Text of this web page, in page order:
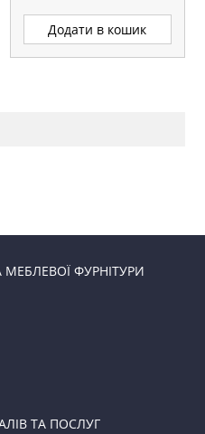
Додати в кошик
МЕБЛЕВОЇ ФУРНІТУРИ
ТА ПОСЛУГ